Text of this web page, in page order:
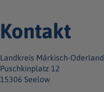
Kontakt
Landkreis Märkisch-Oderland
Puschkinplatz 12
15306 Seelow